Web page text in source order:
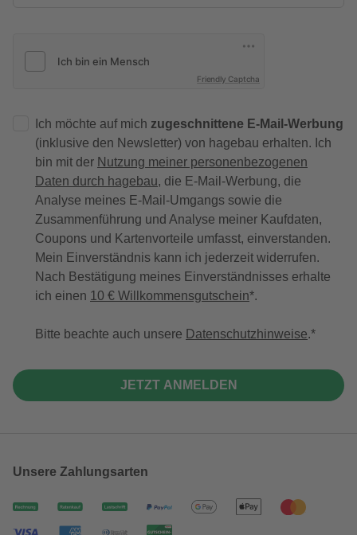
Friendly Captcha
Ich möchte auf mich zugeschnittene E-Mail-Werbung
(inklusive den Newsletter) von hagebau erhalten. Ich
bin mit der Nutzung meiner personenbezogenen
Daten durch hagebau, die E-Mail-Werbung, die
Analyse meines E-Mail-Umgangs sowie die
Zusammenführung und Analyse meiner Kaufdaten,
Coupons und Kartenvorteile umfasst, einverstanden.
Mein Einverständnis kann ich jederzeit widerrufen.
Nach Bestätigung meines Einverständnisses erhalte
ich einen 10 € Willkommensgutschein*.
Bitte beachte auch unsere Datenschutzhinweise.
JETZT ANMELDEN
Unsere Zahlungsarten